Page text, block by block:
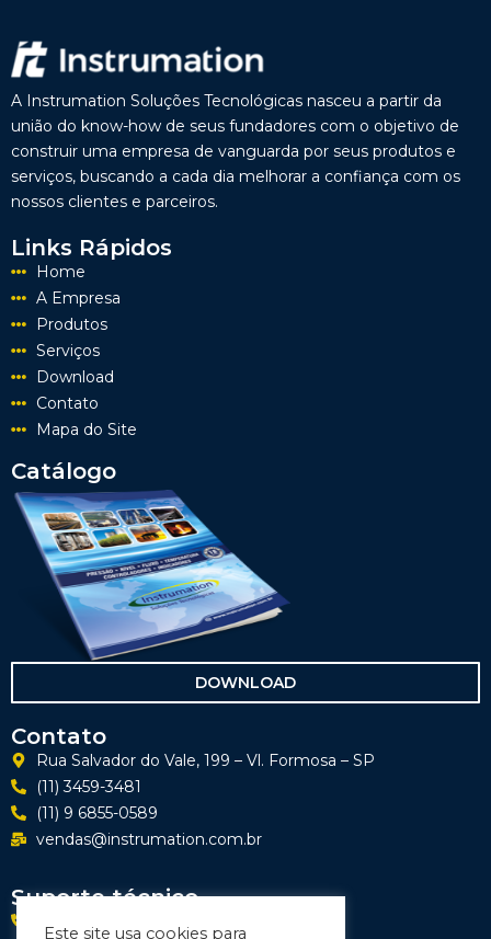
A Instrumation Soluções Tecnológicas nasceu a partir da
união do know-how de seus fundadores com o objetivo de
construir uma empresa de vanguarda por seus produtos e
serviços, buscando a cada dia melhorar a confiança com os
nossos clientes e parceiros.
Links Rápidos
Home
A Empresa
Produtos
Serviços
Download
Contato
Mapa do Site
Catálogo
DOWNLOAD
Contato
Rua Salvador do Vale, 199 – Vl. Formosa – SP
(11) 3459-3481
(11) 9 6855-0589
vendas@instrumation.com.br
Suporte técnico
Este site usa cookies para